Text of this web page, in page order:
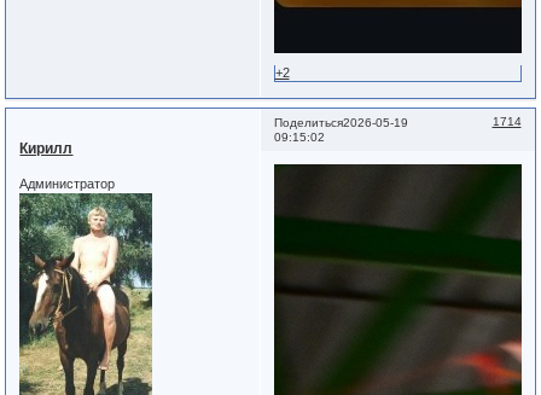
+2
Поделиться 1714
2026-05-19
09:15:02
Кирилл
Администратор